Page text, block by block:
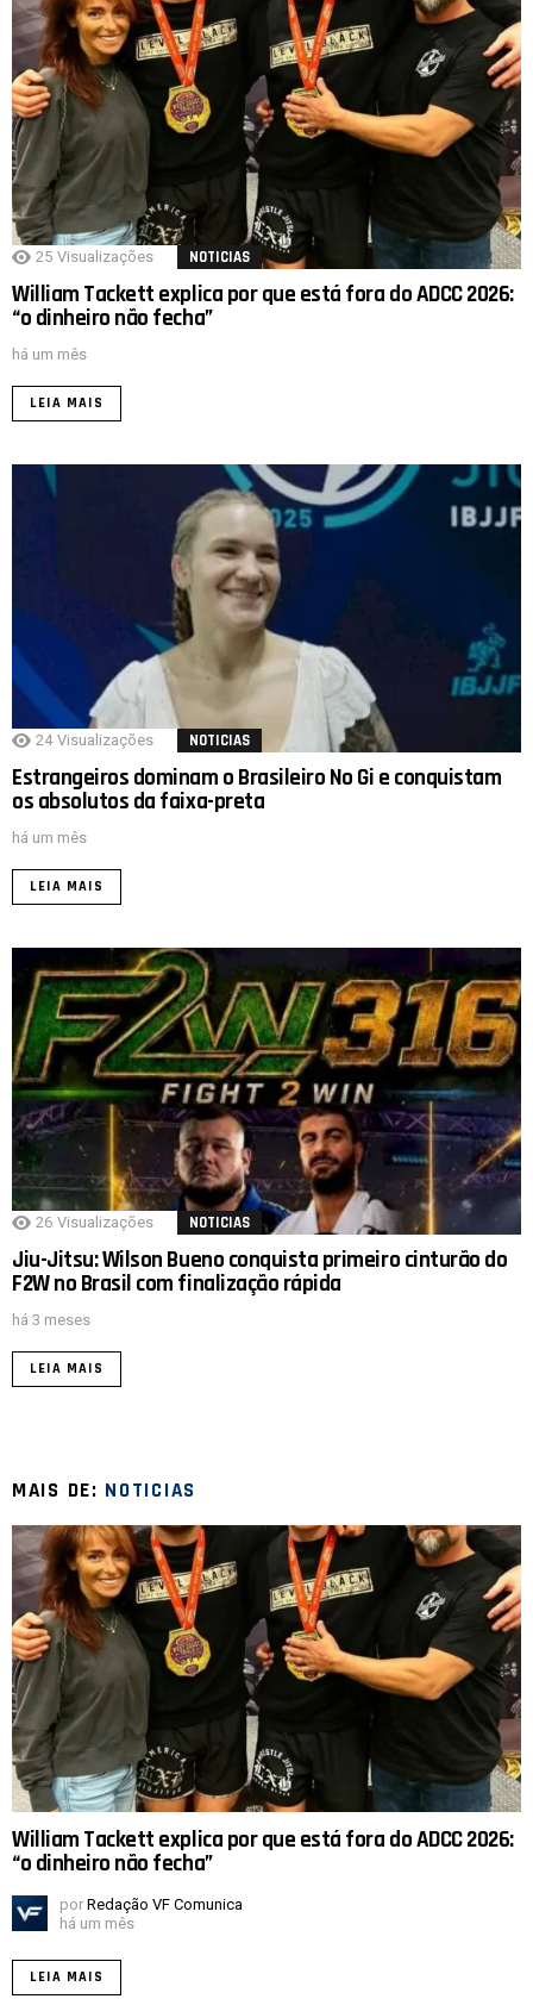
25 Visualizações NOTICIAS
William Tackett explica por que está fora do ADCC 2026:
“o dinheiro não fecha”
há um mês
LEIA MAIS
24 Visualizações NOTICIAS
Estrangeiros dominam o Brasileiro No Gi e conquistam
os absolutos da faixa-preta
há um mês
LEIA MAIS
26 Visualizações NOTICIAS
Jiu-Jitsu: Wilson Bueno conquista primeiro cinturão do
F2W no Brasil com finalização rápida
há 3 meses
LEIA MAIS
MAIS DE: NOTICIAS
William Tackett explica por que está fora do ADCC 2026:
“o dinheiro não fecha”
por Redação VF Comunica
há um mês
LEIA MAIS